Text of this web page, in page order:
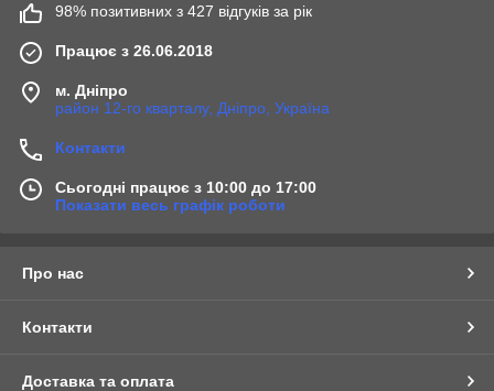
98% позитивних з 427 відгуків за рік
Працює з 26.06.2018
м. Дніпро
район 12-го кварталу, Дніпро, Україна
Контакти
Сьогодні працює з 10:00 до 17:00
Показати весь графік роботи
Про нас
Контакти
Доставка та оплата